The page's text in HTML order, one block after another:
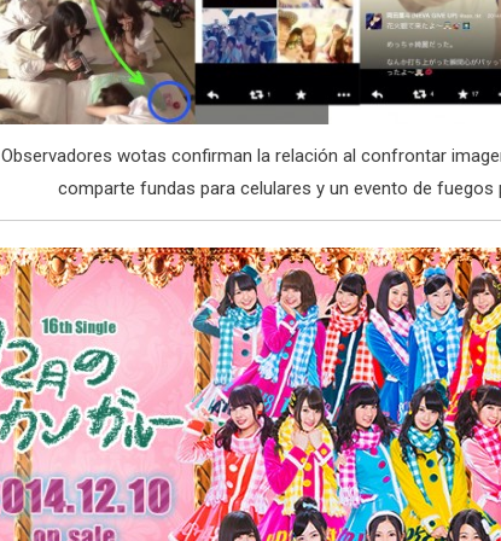
Observadores wotas confirman la relación al confrontar
comparte fundas para celulares y un evento de fuegos